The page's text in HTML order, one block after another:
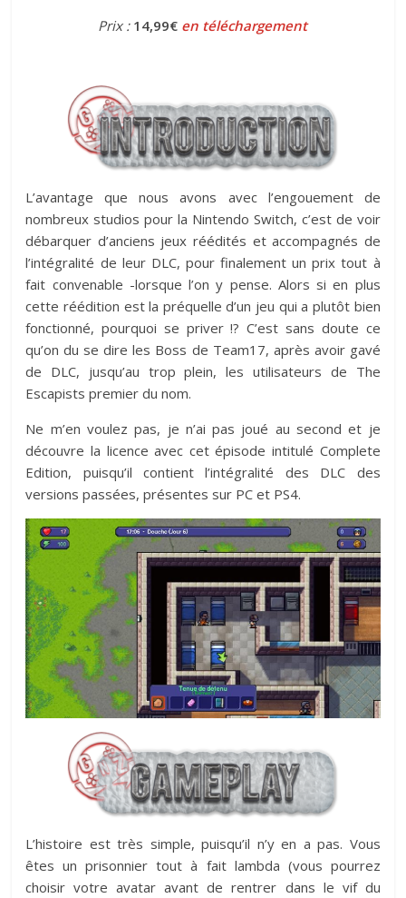
Prix : 14,99€ en téléchargement
L’avantage que nous avons avec l’engouement de
nombreux studios pour la Nintendo Switch, c’est de voir
débarquer d’anciens jeux réédités et accompagnés de
l’intégralité de leur DLC, pour finalement un prix tout à
fait convenable -lorsque l’on y pense. Alors si en plus
cette réédition est la préquelle d’un jeu qui a plutôt bien
fonctionné, pourquoi se priver !? C’est sans doute ce
qu’on du se dire les Boss de Team17, après avoir gavé
de DLC, jusqu’au trop plein, les utilisateurs de The
Escapists premier du nom.
Ne m’en voulez pas, je n’ai pas joué au second et je
découvre la licence avec cet épisode intitulé Complete
Edition, puisqu’il contient l’intégralité des DLC des
versions passées, présentes sur PC et PS4.
L’histoire est très simple, puisqu’il n’y en a pas. Vous
êtes un prisonnier tout à fait lambda (vous pourrez
choisir votre avatar avant de rentrer dans le vif du